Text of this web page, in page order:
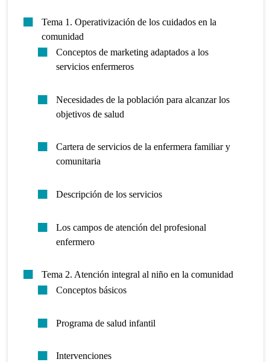
Tema 1. Operativización de los cuidados en la
comunidad
Conceptos de marketing adaptados a los
servicios enfermeros
Necesidades de la población para alcanzar los
objetivos de salud
Cartera de servicios de la enfermera familiar y
comunitaria
Descripción de los servicios
Los campos de atención del profesional
enfermero
Tema 2. Atención integral al niño en la comunidad
Conceptos básicos
Programa de salud infantil
Intervenciones